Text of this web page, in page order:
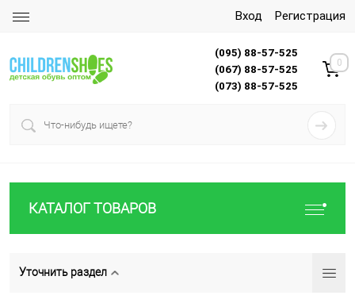
Вход Регистрация
(095) 88-57-525
(067) 88-57-525
(073) 88-57-525
0
КАТАЛОГ ТОВАРОВ
Уточнить раздел